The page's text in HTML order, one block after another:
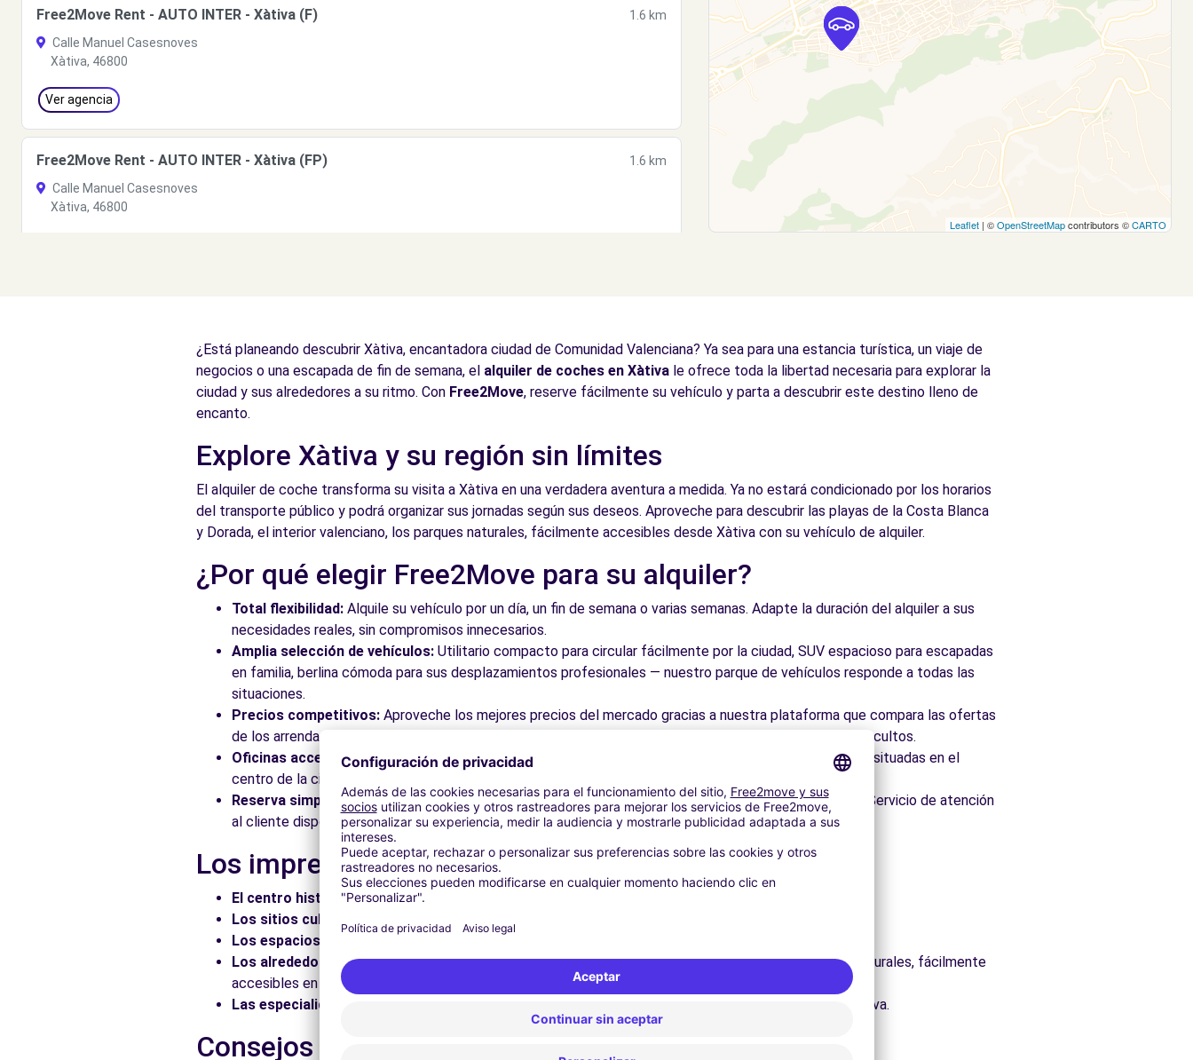
Free2Move Rent - AUTO INTER - Xàtiva (F)
1.6 km
Calle Manuel Casesnoves
Xàtiva, 46800
Ver agencia
Free2Move Rent - AUTO INTER - Xàtiva (FP)
1.6 km
Calle Manuel Casesnoves
Xàtiva, 46800
Leaflet | ©OpenStreetMapcontributors ©CARTO
¿Está planeando descubrir Xàtiva, encantadora ciudad de Comunidad Valenciana? Ya sea para una estancia turística, un viaje de
negocios o una escapada de fin de semana, el alquiler de coches en Xàtiva le ofrece toda la libertad necesaria para explorar la
ciudad y sus alrededores a su ritmo. Con Free2Move, reserve fácilmente su vehículo y parta a descubrir este destino lleno de
encanto.
Explore Xàtiva y su región sin límites
El alquiler de coche transforma su visita a Xàtiva en una verdadera aventura a medida. Ya no estará condicionado por los horarios
del transporte público y podrá organizar sus jornadas según sus deseos. Aproveche para descubrir las playas de la Costa Blanca
y Dorada, el interior valenciano, los parques naturales, fácilmente accesibles desde Xàtiva con su vehículo de alquiler.
¿Por qué elegir Free2Move para su alquiler?
Total flexibilidad: Alquile su vehículo por un día, un fin de semana o varias semanas. Adapte la duración del alquiler a sus
necesidades reales, sin compromisos innecesarios.
Amplia selección de vehículos: Utilitario compacto para circular fácilmente por la ciudad, SUV espacioso para escapadas
en familia, berlina cómoda para sus desplazamientos profesionales — nuestro parque de vehículos responde a todas las
situaciones.
Precios competitivos: Aproveche los mejores precios del mercado gracias a nuestra plataforma que compara las ofertas
de los arrendadores asociados. Reserve en línea en pocos clics con precios transparentes, sin cargos ocultos.
Oficinas accesibles:Recoja su vehículo en una de nuestras numerosas oficinas asociadas, idealmente situadas en el
centro de la ciudad, en estaciones o cerca de los aeropuertos.
Reserva simplificada:Nuestra plataforma intuitiva le permite reservar su vehículo en pocos minutos. Servicio de atención
al cliente disponible para responder a todas sus preguntas.
Los imprescindibles de Xàtiva y alrededores
El centro histórico:Pasee por las calles del casco antiguo y descubra su patrimonio arquitectónico.
Los sitios culturales:
Los espacios naturales:
Disfrute de los parques y jardines para un descanso en plena naturaleza.
Los alrededores:Explore las playas de la Costa Blanca y Dorada, el interior valenciano, los parques naturales, fácilmente
accesibles en coche.
Las especialidades locales:
Descubra la gastronomía regional en los restaurantes y mercados de Xàtiva.
Consejos prácticos para conducir en Xàtiva